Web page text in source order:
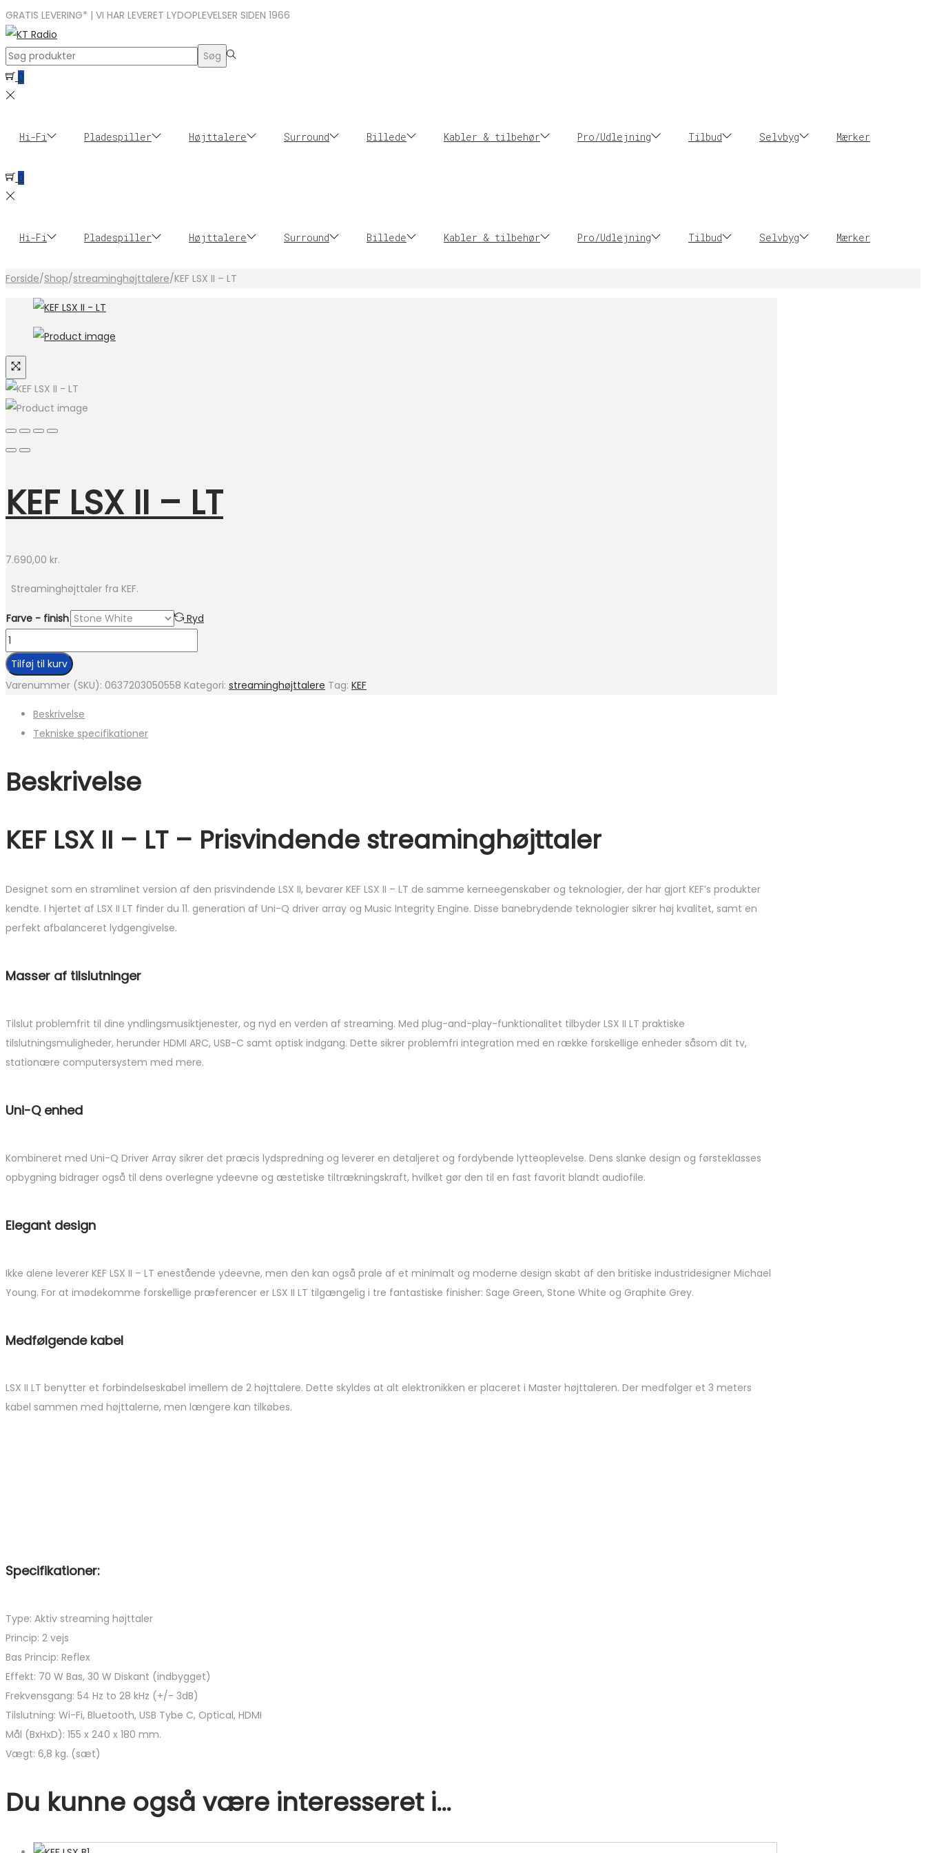
GRATIS LEVERING* | VI HAR LEVERET LYDOPLEVELSER SIDEN 1966
Search
for:>
Søg
0
Hi-Fi Pladespiller Højttalere Surround Billede Kabler & tilbehør Pro/Udlejning Tilbud Selvbyg Mærker
0
Hi-Fi Pladespiller Højttalere Surround Billede Kabler & tilbehør Pro/Udlejning Tilbud Selvbyg Mærker
Forside/Shop/streaminghøjttalere/KEF LSX II – LT
KEF LSX II – LT
7.690,00 kr.
Streaminghøjttaler fra KEF.
Farve - finish
Ryd
KEF
LSX
II
antal
Tilføj til kurv
Varenummer (SKU): 0637203050558 Kategori: streaminghøjttalere Tag: KEF
Beskrivelse
Tekniske specifikationer
Beskrivelse
KEF LSX II – LT – Prisvindende streaminghøjttaler
Designet som en strømlinet version af den prisvindende LSX II, bevarer KEF LSX II – LT de samme kerneegenskaber og teknologier, der har gjort KEF’s produkter
kendte. I hjertet af LSX II LT finder du 11. generation af Uni-Q driver array og Music Integrity Engine. Disse banebrydende teknologier sikrer høj kvalitet, samt en
perfekt afbalanceret lydgengivelse.
Masser af tilslutninger
Tilslut problemfrit til dine yndlingsmusiktjenester, og nyd en verden af ​​streaming. Med plug-and-play-funktionalitet tilbyder LSX II LT praktiske
tilslutningsmuligheder, herunder HDMI ARC, USB-C samt optisk indgang. Dette sikrer problemfri integration med en række forskellige enheder såsom dit tv,
stationære computersystem med mere.
Uni-Q enhed
Kombineret med Uni-Q Driver Array sikrer det præcis lydspredning og leverer en detaljeret og fordybende lytteoplevelse. Dens slanke design og førsteklasses
opbygning bidrager også til dens overlegne ydeevne og æstetiske tiltrækningskraft, hvilket gør den til en fast favorit blandt audiofile.
Elegant design
Ikke alene leverer KEF LSX II – LT enestående ydeevne, men den kan også prale af et minimalt og moderne design skabt af den britiske industridesigner Michael
Young. For at imødekomme forskellige præferencer er LSX II LT tilgængelig i tre fantastiske finisher: Sage Green, Stone White og Graphite Grey.
Medfølgende kabel
LSX II LT benytter et forbindelseskabel imellem de 2 højttalere. Dette skyldes at alt elektronikken er placeret i Master højttaleren. Der medfølger et 3 meters
kabel sammen med højttalerne, men længere kan tilkøbes.
Specifikationer:
Type: Aktiv streaming højttaler
Princip: 2 vejs
Bas Princip: Reflex
Effekt: 70 W Bas, 30 W Diskant (indbygget)
Frekvensgang: 54 Hz to 28 kHz (+/- 3dB)
Tilslutning: Wi-Fi, Bluetooth, USB Tybe C, Optical, HDMI
Mål (BxHxD): 155 x 240 x 180 mm.
Vægt: 6,8 kg. (sæt)
Du kunne også være interesseret i…